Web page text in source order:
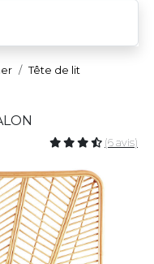
Tête de lit
(6 avis)